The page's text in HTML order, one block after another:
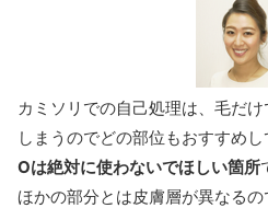
カミソリでの自己処理は、毛だ
しまうのでどの部位もおすすめし
Oは絶対に使わないでほしい箇所
ほかの部分とは皮膚層が異なる